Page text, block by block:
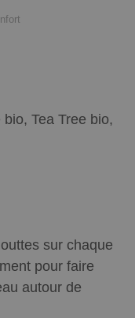
Tea Tree bio,
sur chaque
pour faire
autour de